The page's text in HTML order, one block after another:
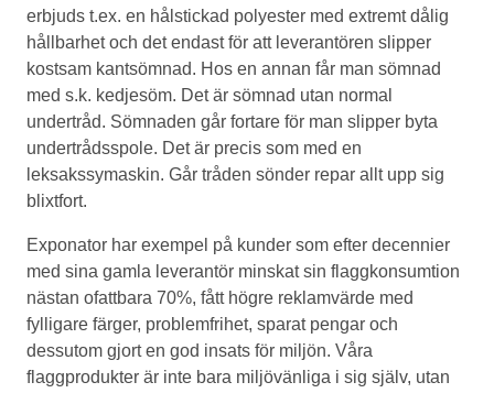
erbjuds t.ex. en hålstickad polyester med extremt dålig
hållbarhet och det endast för att leverantören slipper
kostsam kantsömnad. Hos en annan får man sömnad
med s.k. kedjesöm. Det är sömnad utan normal
undertråd. Sömnaden går fortare för man slipper byta
undertrådsspole. Det är precis som med en
leksakssymaskin. Går tråden sönder repar allt upp sig
blixtfort.
Exponator har exempel på kunder som efter decennier
med sina gamla leverantör minskat sin flaggkonsumtion
nästan ofattbara 70%, fått högre reklamvärde med
fylligare färger, problemfrihet, sparat pengar och
dessutom gjort en god insats för miljön. Våra
flaggprodukter är inte bara miljövänliga i sig själv, utan